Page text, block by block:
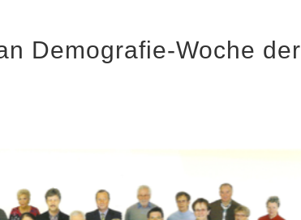
Demografie-Woche der